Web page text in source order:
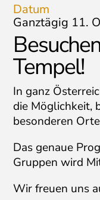
Datum
Ganztägig 11.
Tempel!
In ganz
die Möglichkeit,
besonderen
Das genaue
Gruppen wird
Wir freuen uns